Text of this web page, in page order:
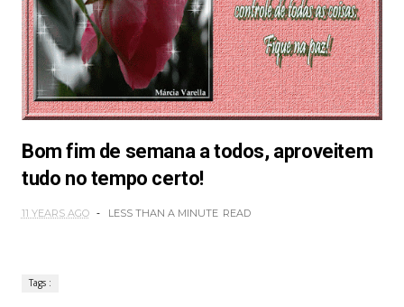
Bom fim de semana a todos, aproveitem
tudo no tempo certo!
11 YEARS AGO LESS THAN A MINUTE READ
Tags :